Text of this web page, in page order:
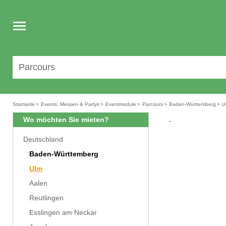
Toggle
navigation
Startseite > Events, Messen & Partys> Eventmodule > Parcours> Baden-Württemberg >
Wo möchten Sie mieten?
Deutschland
Baden-Württemberg
Ulm
Aalen
Reutlingen
Esslingen am Neckar